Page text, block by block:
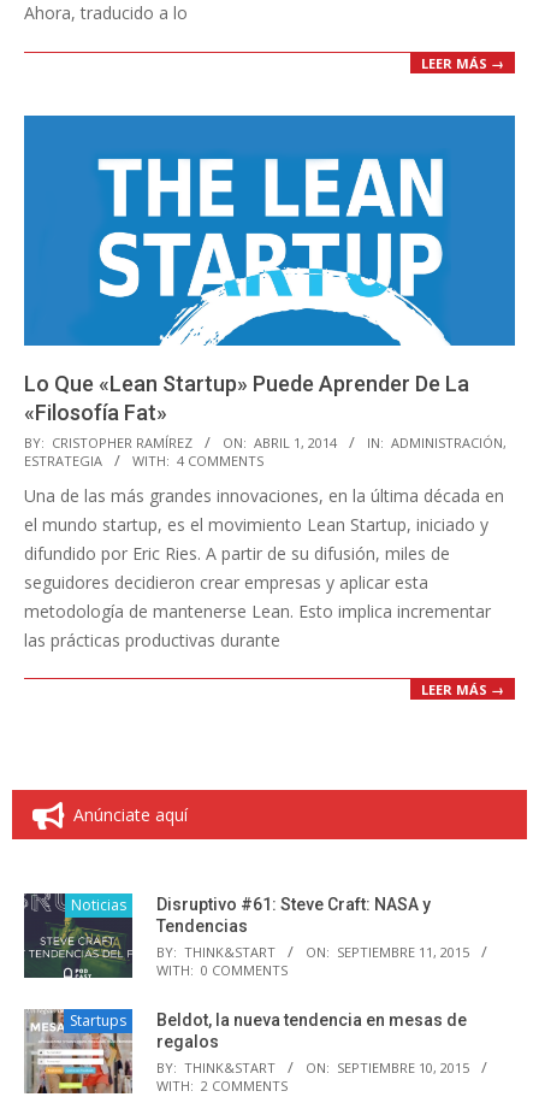
Ahora, traducido a lo
LEER MÁS →
Lo Que «Lean Startup» Puede Aprender De La
«Filosofía Fat»
2014-
04-
01
BY: CRISTOPHER RAMÍREZ ON: ABRIL 1, 2014 IN: ADMINISTRACIÓN,
ESTRATEGIA
WITH: 4 COMMENTS
Una de las más grandes innovaciones, en la última década en
el mundo startup, es el movimiento Lean Startup, iniciado y
difundido por Eric Ries. A partir de su difusión, miles de
seguidores decidieron crear empresas y aplicar esta
metodología de mantenerse Lean. Esto implica incrementar
las prácticas productivas durante
LEER MÁS →
Anúnciate aquí
Noticias
Disruptivo #61: Steve Craft: NASA y
Tendencias
BY: THINK&START ON: SEPTIEMBRE 11, 2015
WITH: 0 COMMENTS
Startups
Beldot, la nueva tendencia en mesas de
regalos
BY: THINK&START ON: SEPTIEMBRE 10, 2015
WITH: 2 COMMENTS